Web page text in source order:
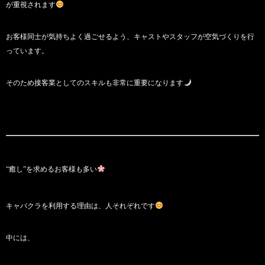
が重視されます
お客様同士が気持ちよく過ごせるよう、キャストやスタッフが空気づくりを行
っています。
そのため接客業としてのスキルも非常に重要になります
“癒し”を求めるお客様も多い
キャバクラを利用する理由は、人それぞれです
中には、